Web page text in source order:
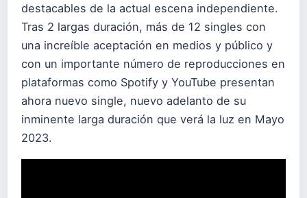
destacables de la actual escena independiente.
Tras 2 largas duración, más de 12 singles con
una increíble aceptación en medios y público y
con un importante número de reproducciones en
plataformas como Spotify y YouTube presentan
ahora nuevo single, nuevo adelanto de su
inminente larga duración que verá la luz en Mayo
2023.